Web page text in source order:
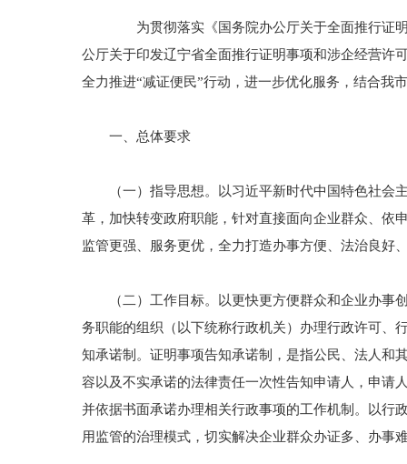
为贯彻落实《国务院办公厅关于全面推行证明事
公厅关于印发辽宁省全面推行证明事项和涉企经营许
全力推进“减证便民”行动，进一步优化服务，结合我
一、总体要求
（一）指导思想。以习近平新时代中国特色社会主
革，加快转变政府职能，针对直接面向企业群众、依
监管更强、服务更优，全力打造办事方便、法治良好
（二）工作目标。以更快更方便群众和企业办事创
务职能的组织（以下统称行政机关）办理行政许可、
知承诺制。证明事项告知承诺制，是指公民、法人和
容以及不实承诺的法律责任一次性告知申请人，申请
并依据书面承诺办理相关行政事项的工作机制。以行
用监管的治理模式，切实解决企业群众办证多、办事